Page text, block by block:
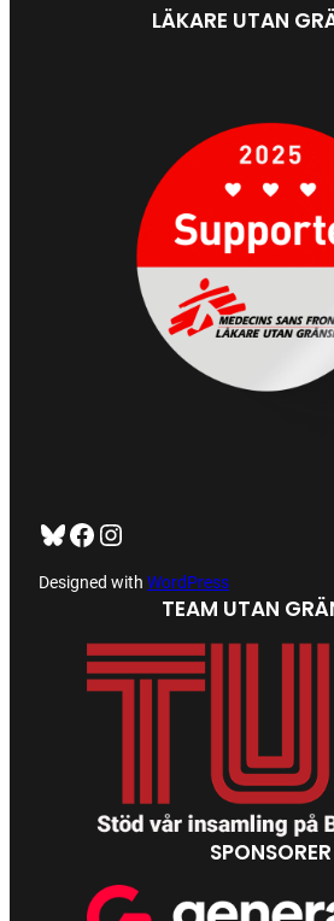
LÄKARE UTAN
Bluesky Facebook https://www.instagram.com/tug_ck/
Designed with WordPress
TEAM UTAN
SPONSORER